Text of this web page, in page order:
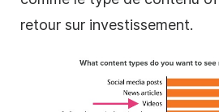
retour sur investissement.